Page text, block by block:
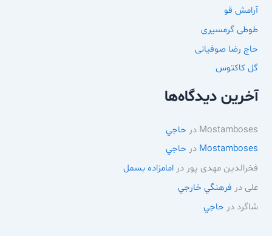
آرامش قو
طوطی گرمسیری
حاج رضا صوفیانی
گل کاکتوس
آخرین دیدگاه‌ها
Mostamboses در حاجي
Mostamboses در حاجي
فخرالدین مهدی پور درامامزاده بسمل
علی در فرهنگي خارجي
شاگرد در حاجي